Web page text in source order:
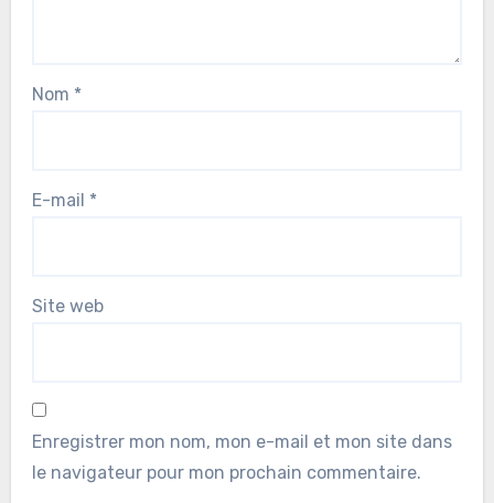
Nom *
E-mail *
Site web
Enregistrer mon nom, mon e-mail et mon site dans
le navigateur pour mon prochain commentaire.